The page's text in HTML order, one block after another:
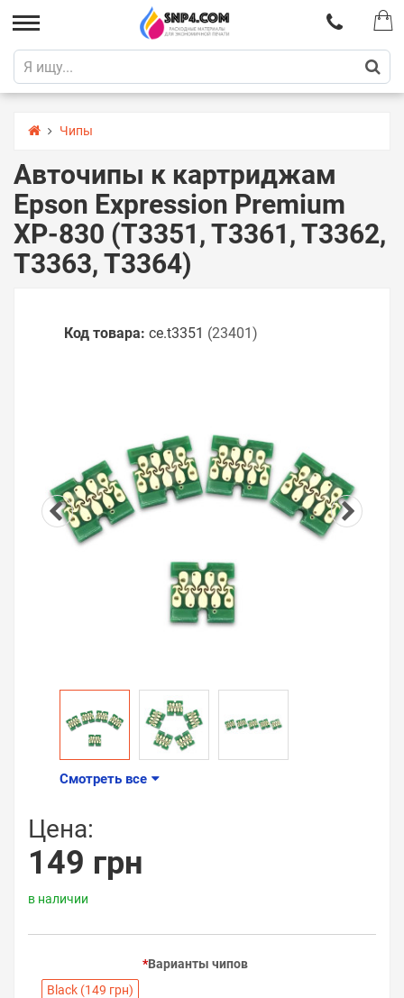
Чипы
Авточипы к картриджам
Epson Expression Premium
XP-830 (T3351, T3361, T3362,
T3363, T3364)
Код товара: ce.t3351 (23401)
Смотреть все
Цена:
149 грн
в наличии
Варианты чипов
Black (149 грн)